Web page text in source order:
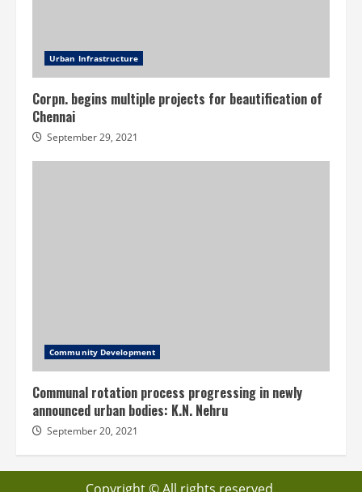
Urban Infrastructure
Corpn. begins multiple projects for beautification of
Chennai
September 29, 2021
Community Development
Communal rotation process progressing in newly
announced urban bodies: K.N. Nehru
September 20, 2021